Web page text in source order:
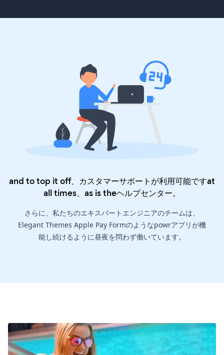
and to top it off、カスタマーサポートが利用可能ですat
all times、as is theヘルプセンター。
さらに、私たちのエキスパートエンジニアのチームは、
Elegant Themes Apple Pay Formのようなpowrアプリが機
能し続けるように昼夜を問わず働いています。